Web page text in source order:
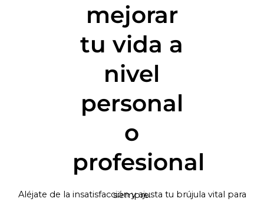
mejorar
tu vida a
nivel
personal
o
profesional
Aléjate de la insatisfacción y ajusta tu brújula vital para siempre.